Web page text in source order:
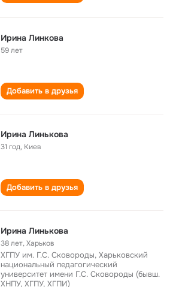
Ирина Линкова
59 лет
Добавить в друзья
Ирина Линькова
31 год, Киев
Добавить в друзья
Ирина Линькова
38 лет,Харьков
ХГПУ им. Г.С. Сковороды, Харьковский
национальный педагогический
университет имени Г.С. Сковороды (бывш.
ХНПУ, ХГПУ, ХГПИ)